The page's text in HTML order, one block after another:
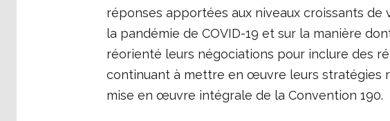
réponses apportées aux niveaux croissants
la pandémie de COVID-19 et sur la manière
réorienté leurs négociations pour inclure des
continuant à mettre en œuvre leurs stratégies
mise en œuvre intégrale de la Convention 190.